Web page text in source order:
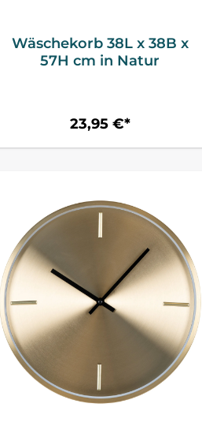
Wäschekorb 38L x 38B x
57H cm in Natur
23,95 €*